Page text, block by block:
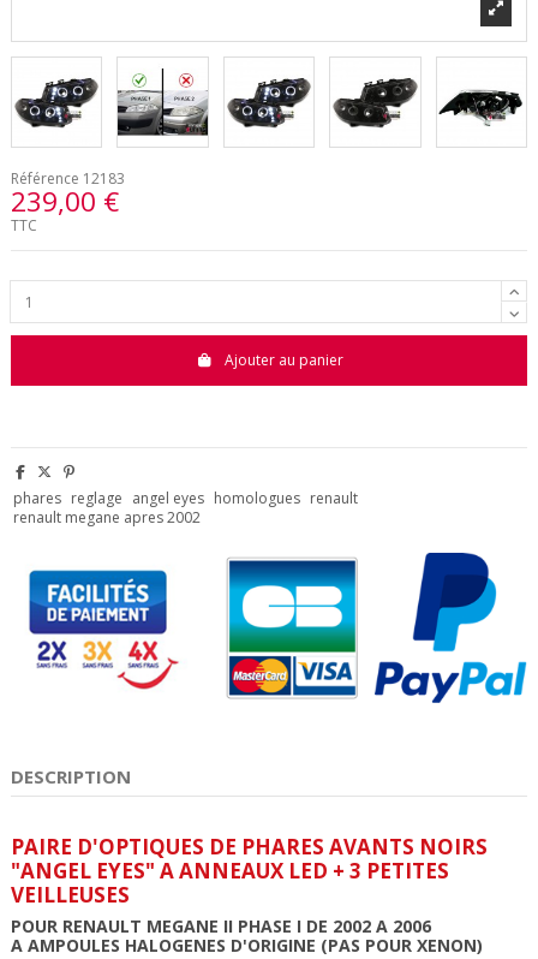
Référence 12183
239,00 €
TTC
Ajouter au panier
phares reglage angel eyes homologues renault
renault megane apres 2002
DESCRIPTION
PAIRE D'OPTIQUES DE PHARES AVANTS NOIRS
"ANGEL EYES" A ANNEAUX LED + 3 PETITES
VEILLEUSES
POUR RENAULT MEGANE II PHASE I DE 2002 A 2006
A AMPOULES HALOGENES D'ORIGINE (PAS POUR XENON)